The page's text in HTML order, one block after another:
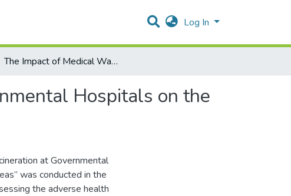
Log In
The Impact of Medical Wastes Incineration at Governmental Hospitals on the Households in the Surrounding Areas
Hospitals on the
at Governmental
was conducted in the
the adverse health